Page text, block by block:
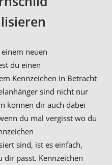
neuen
du einen
Kennzeichen in Betracht
sind nicht nur
können dir auch dabei
du mal vergisst wo du
sind, ist es einfach,
dir passt. Kennzeichen